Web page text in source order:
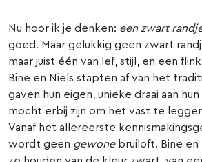
Nu hoor ik je denken: een zwart
goed. Maar gelukkig geen zwart
maar juist één van lef, stijl, en een
Bine en Niels stapten af van het
gaven hun eigen, unieke draai aan
mocht erbij zijn om het vast te
Vanaf het allereerste
wordt geen gewonebruiloft. Bine en